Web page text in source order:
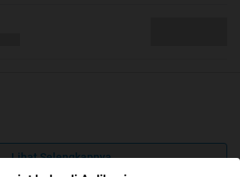
Lihat Selengkapnya